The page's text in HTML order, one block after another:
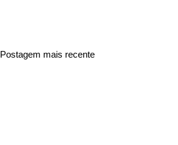
Postagem mais recente